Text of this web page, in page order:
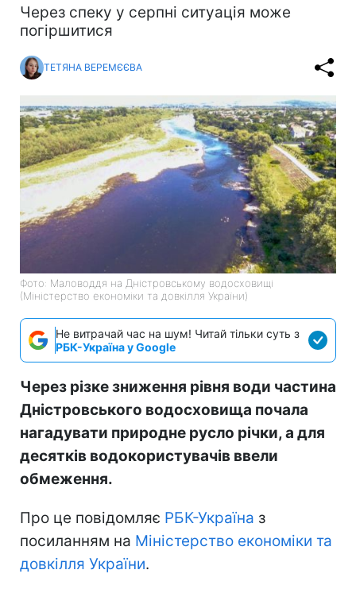
Через спеку у серпні ситуація може
погіршитися
ТЕТЯНА ВЕРЕМЄЄВА
Фото: Маловоддя на Дністровському водосховищі
(Міністерство економіки та довкілля України)
Не витрачай час на шум! Читай тільки суть з
РБК-Україна у Google
Через різке зниження рівня води частина
Дністровського водосховища почала
нагадувати природне русло річки, а для
десятків водокористувачів ввели
обмеження.
Про це повідомляє РБК-Україна з
посиланням на Міністерство економіки та
довкілля України.